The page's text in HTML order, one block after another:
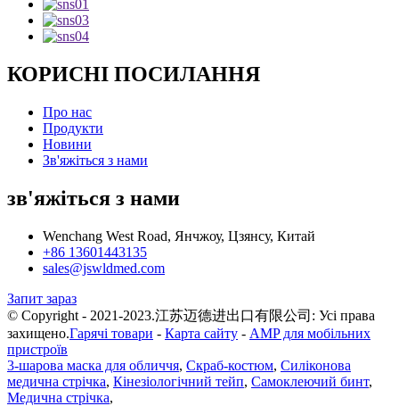
КОРИСНІ ПОСИЛАННЯ
Про нас
Продукти
Новини
Зв'яжіться з нами
зв'яжіться з нами
Wenchang West Road, Янчжоу, Цзянсу, Китай
+86 13601443135
sales@jswldmed.com
Запит зараз
© Copyright - 2021-2023.江苏迈德进出口有限公司: Усі права
захищено.Гарячі товари - Карта сайту - AMP для мобільних
пристроїв
3-шарова маска для обличчя, Скраб-костюм, Силіконова
медична стрічка, Кінезіологічний тейп, Самоклеючий бинт,
Медична стрічка,